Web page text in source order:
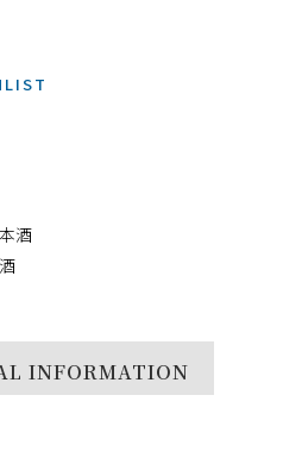
酒
INFORMATION